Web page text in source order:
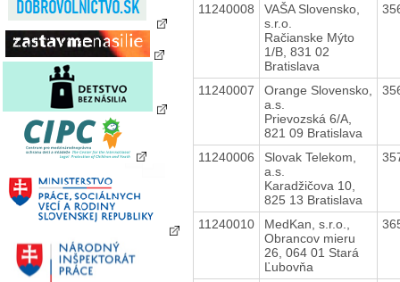
11240008
VAŠA Slovensko,
s.r.o.
Račianske Mýto
1/B, 831 02
Bratislava
11240007
Orange Slovensko,
a.s.
Prievozská 6/A,
821 09 Bratislava
11240006
Slovak Telekom,
a.s.
Karadžičova 10,
825 13 Bratislava
11240010
MedKan, s.r.o.,
Obrancov mieru
26, 064 01 Stará
Ľubovňa